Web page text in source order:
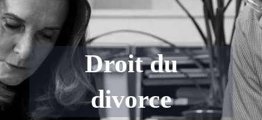
Droit du
divorce